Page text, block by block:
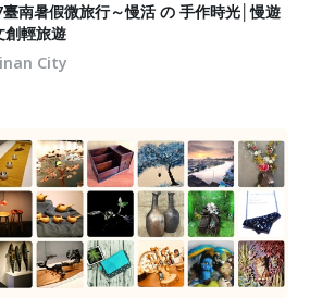
南暑假微旅行～慢活 の 手作時光│慢遊
輕旅遊
City